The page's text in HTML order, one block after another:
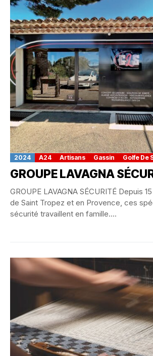
2024 A24 Artisans Gassin Golfe De
GROUPE LAVAGNA
GROUPE LAVAGNA SÉCURITÉ Depuis
de Saint Tropez et en Provence, ces
sécurité travaillent en famille....